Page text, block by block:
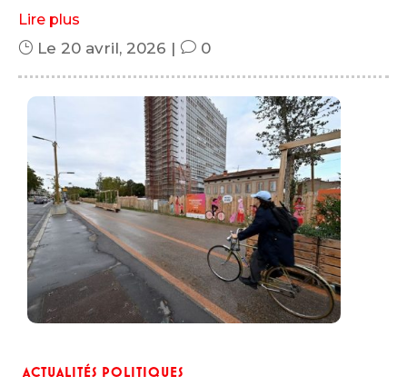
Lire plus
} Le 20 avril, 2026 | v 0
ACTUALITÉS POLITIQUES